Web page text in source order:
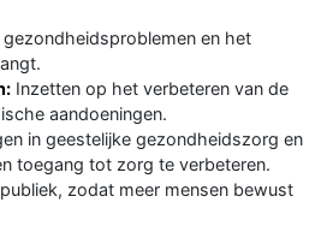
en het
Inzetten op het verbeteren van de
aandoeningen.
in geestelijke gezondheidszorg en
toegang tot zorg te verbeteren.
zodat meer mensen bewust